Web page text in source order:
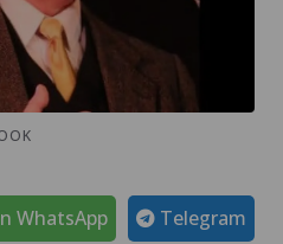
Telegram
WhatsApp